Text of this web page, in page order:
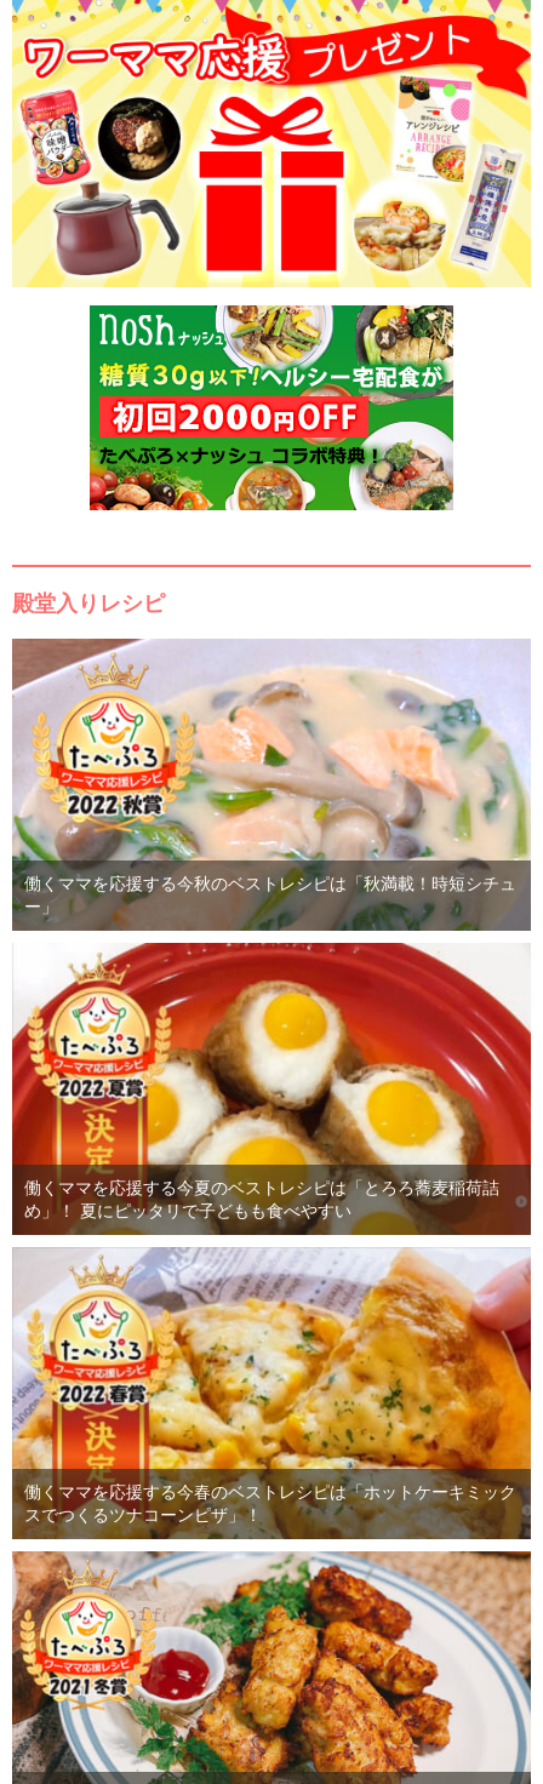
殿堂入りレシピ
働くママを応援する今秋のベストレシピは「秋満載！時短シチュ
ー」
働くママを応援する今夏のベストレシピは「とろろ蕎麦稲荷詰
め」！ 夏にピッタリで子どもも食べやすい
働くママを応援する今春のベストレシピは「ホットケーキミック
スでつくるツナコーンピザ」！